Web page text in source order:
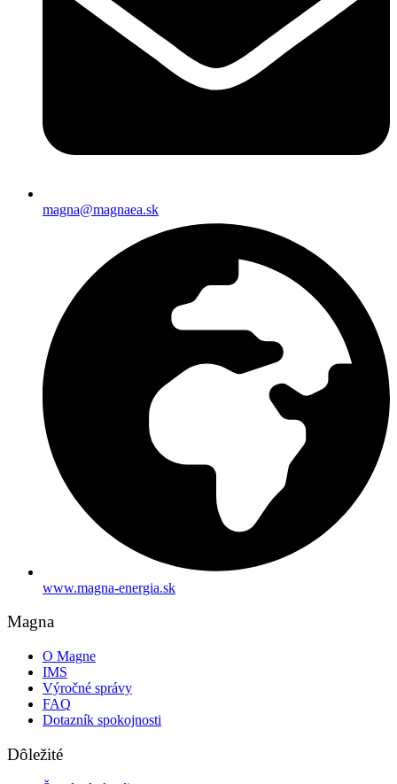
magna@magnaea.sk
www.magna-energia.sk
Magna
O Magne
IMS
Výročné správy
FAQ
Dotazník spokojnosti
Dôležité